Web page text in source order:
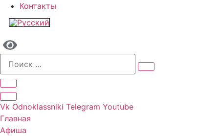
Контакты
Vk Odnoklassniki Telegram Youtube
Главная
Афиша